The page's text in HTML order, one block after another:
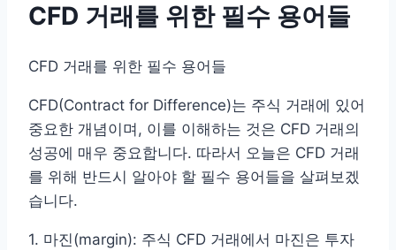
CFD 거래를 위한 필수 용어들
CFD 거래를 위한 필수 용어들
CFD(Contract for Difference)는 주식 거래에 있어
중요한 개념이며, 이를 이해하는 것은 CFD 거래의
성공에 매우 중요합니다. 따라서 오늘은 CFD 거래
를 위해 반드시 알아야 할 필수 용어들을 살펴보겠
습니다.
1. 마진(margin): 주식 CFD 거래에서 마진은 투자